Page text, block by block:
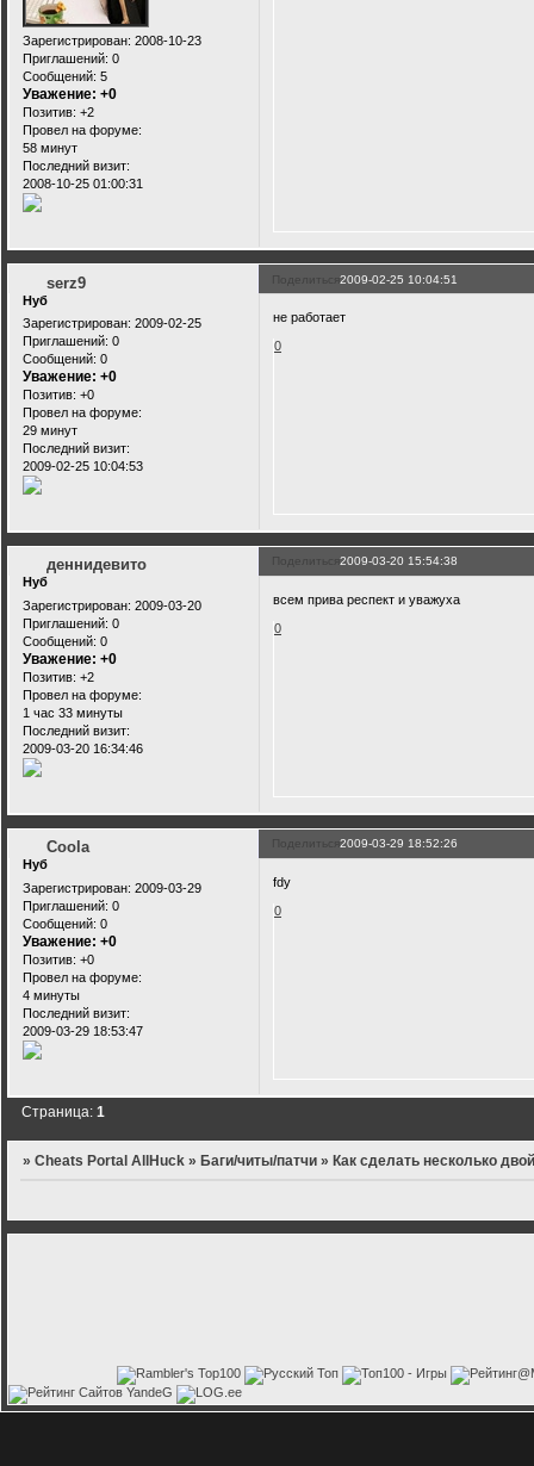
Зарегистрирован: 2008-10-23
Приглашений: 0
Сообщений: 5
Уважение: +0
Позитив: +2
Провел на форуме:
58 минут
Последний визит:
2008-10-25 01:00:31
Поделиться2009-02-25 10:04:51
serz9
Нуб
Зарегистрирован: 2009-02-25
Приглашений: 0
Сообщений: 0
Уважение: +0
Позитив: +0
Провел на форуме:
29 минут
Последний визит:
2009-02-25 10:04:53
не работает
0
Поделиться2009-03-20 15:54:38
деннидевито
Нуб
Зарегистрирован: 2009-03-20
Приглашений: 0
Сообщений: 0
Уважение: +0
Позитив: +2
Провел на форуме:
1 час 33 минуты
Последний визит:
2009-03-20 16:34:46
всем прива респект и уважуха
0
Поделиться2009-03-29 18:52:26
Coola
Нуб
Зарегистрирован: 2009-03-29
Приглашений: 0
Сообщений: 0
Уважение: +0
Позитив: +0
Провел на форуме:
4 минуты
Последний визит:
2009-03-29 18:53:47
fdy
0
Страница:1
»Cheats Portal AllHuck » Баги/читы/патчи » Как сделать несколько